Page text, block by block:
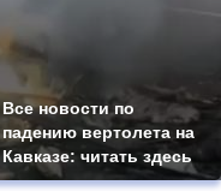
Все новости по
падению вертолета на
Кавказе: читать здесь